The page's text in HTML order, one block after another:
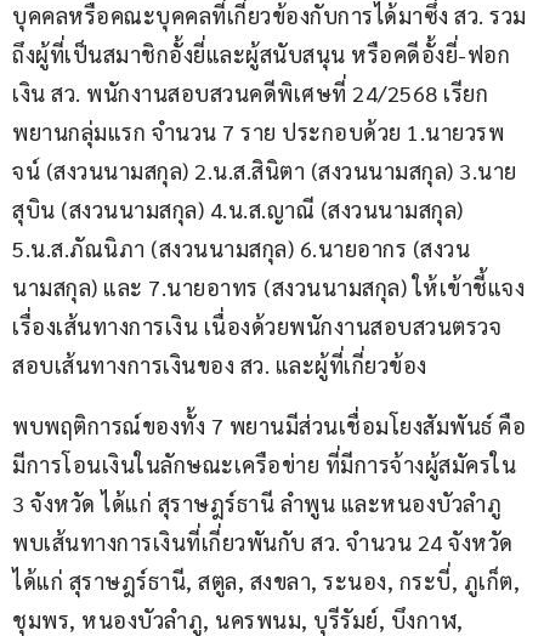
บุคคลหรือคณะบุคคลที่เกี่ยวข้องกับการได้มาซึ่ง สว. รวม
ถึงผู้ที่เป็นสมาชิกอั้งยี่และผู้สนับสนุน หรือคดีอั้งยี่-ฟอก
เงิน สว. พนักงานสอบสวนคดีพิเศษที่ 24/2568 เรียก
พยานกลุ่มแรก จำนวน 7 ราย ประกอบด้วย 1.นายวรพ
จน์ (สงวนนามสกุล) 2.น.ส.สินิตา (สงวนนามสกุล) 3.นาย
สุบิน (สงวนนามสกุล) 4.น.ส.ญาณี (สงวนนามสกุล)
5.น.ส.ภัณนิภา (สงวนนามสกุล) 6.นายอากร (สงวน
นามสกุล) และ 7.นายอาทร (สงวนนามสกุล) ให้เข้าชี้แจง
เรื่องเส้นทางการเงิน เนื่องด้วยพนักงานสอบสวนตรวจ
สอบเส้นทางการเงินของ สว. และผู้ที่เกี่ยวข้อง
พบพฤติการณ์ของทั้ง 7 พยานมีส่วนเชื่อมโยงสัมพันธ์ คือ
มีการโอนเงินในลักษณะเครือข่าย ที่มีการจ้างผู้สมัครใน
3 จังหวัด ได้แก่ สุราษฎร์ธานี ลำพูน และหนองบัวลำภู
พบเส้นทางการเงินที่เกี่ยวพันกับ สว. จำนวน 24 จังหวัด
ได้แก่ สุราษฎร์ธานี, สตูล, สงขลา, ระนอง, กระบี่, ภูเก็ต,
ชุมพร, หนองบัวลำภู, นครพนม, บุรีรัมย์, บึงกาฬ,